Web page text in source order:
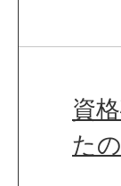
資
た